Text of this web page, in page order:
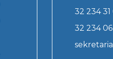
32 234 31
32 234